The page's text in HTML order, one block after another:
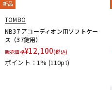
新品
TOMBO
NB37 アコーディオン用ソフトケー
ス（37鍵用）
販売価格¥12,100(税込)
ポイント：1% (110pt)